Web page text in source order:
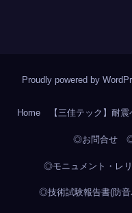
Proudly powered by
Home 【三佳テック】耐震
◎お問合せ
◎モニュメント・レ
◎技術試験報告書(防音